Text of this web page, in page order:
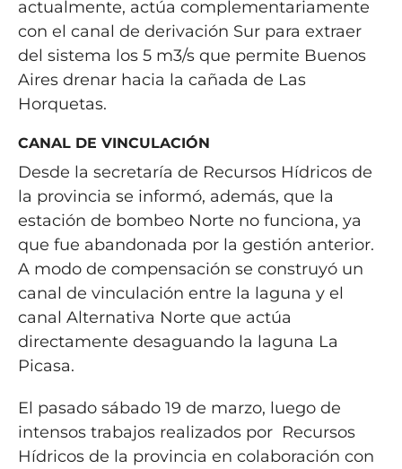
actualmente, actúa complementariamente
con el canal de derivación Sur para extraer
del sistema los 5 m3/s que permite Buenos
Aires drenar hacia la cañada de Las
Horquetas.
CANAL DE VINCULACIÓN
Desde la secretaría de Recursos Hídricos de
la provincia se informó, además, que la
estación de bombeo Norte no funciona, ya
que fue abandonada por la gestión anterior.
A modo de compensación se construyó un
canal de vinculación entre la laguna y el
canal Alternativa Norte que actúa
directamente desaguando la laguna La
Picasa.
El pasado sábado 19 de marzo, luego de
intensos trabajos realizados por Recursos
Hídricos de la provincia en colaboración con